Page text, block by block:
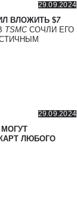
29.09.2024
ВЛОЖИТЬ $7
TSMC СОЧЛИ ЕГО
29.09.2024
ЛЮБОГО